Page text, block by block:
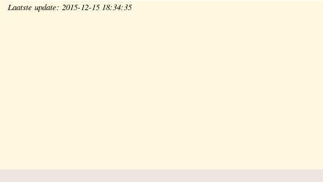
Laatste update: 2015-12-15 18:34:35